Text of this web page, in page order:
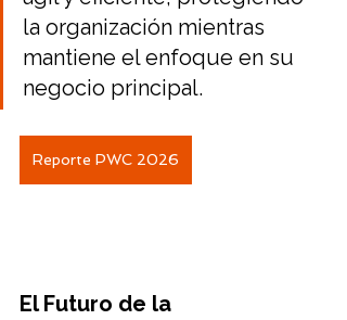
la organización mientras
mantiene el enfoque en su
negocio principal.
Reporte PWC 2026
El Futuro de la